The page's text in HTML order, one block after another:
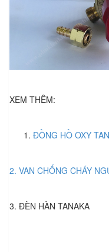
XEM THÊM:
ĐỒNG HỒ OXY
2. VAN CHỐNG CHÁY
3. ĐÈN HÀN TANAKA